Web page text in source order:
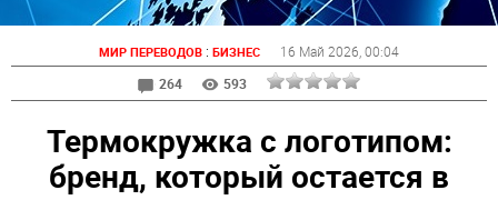
МИР ПЕРЕВОДОВ : БИЗНЕС 16 Май 2026 , 00:04
264
593
Термокружка с логотипом:
бренд, который остается в